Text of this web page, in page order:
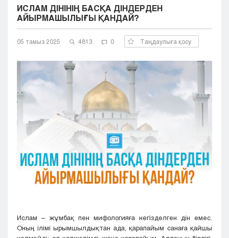
Кокшетау
Костанай
Кызылорда
Петропавловск
Талдыкорган
Тараз
Уральск
Усть-Каменогорск
ИСЛАМ ДІНІНІҢ БАСҚА ДІНДЕРДЕН
АЙЫРМАШЫЛЫҒЫ ҚАНДАЙ?
05 тамыз 2025 4813 0 Таңдаулыға қосу
Ислам – жұмбақ пен мифологияға негізделген дін емес.
Оның ілімі ырымшылдықтан ада, қарапайым санаға қайшы